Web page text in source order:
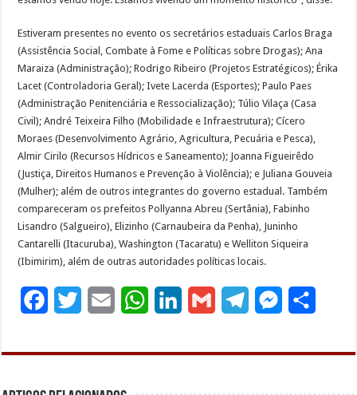
Estiveram presentes no evento os secretários estaduais Carlos Braga
(Assistência Social, Combate à Fome e Políticas sobre Drogas); Ana
Maraiza (Administração); Rodrigo Ribeiro (Projetos Estratégicos); Érika
Lacet (Controladoria Geral); Ivete Lacerda (Esportes); Paulo Paes
(Administração Penitenciária e Ressocialização); Túlio Vilaça (Casa
Civil); André Teixeira Filho (Mobilidade e Infraestrutura); Cícero
Moraes (Desenvolvimento Agrário, Agricultura, Pecuária e Pesca),
Almir Cirilo (Recursos Hídricos e Saneamento); Joanna Figueirêdo
(Justiça, Direitos Humanos e Prevenção à Violência); e Juliana Gouveia
(Mulher); além de outros integrantes do governo estadual. Também
compareceram os prefeitos Pollyanna Abreu (Sertânia), Fabinho
Lisandro (Salgueiro), Elizinho (Carnaubeira da Penha), Juninho
Cantarelli (Itacuruba), Washington (Tacaratu) e Welliton Siqueira
(Ibimirim), além de outras autoridades políticas locais.
c
i
a
W
a
n
a
l
M
s
a